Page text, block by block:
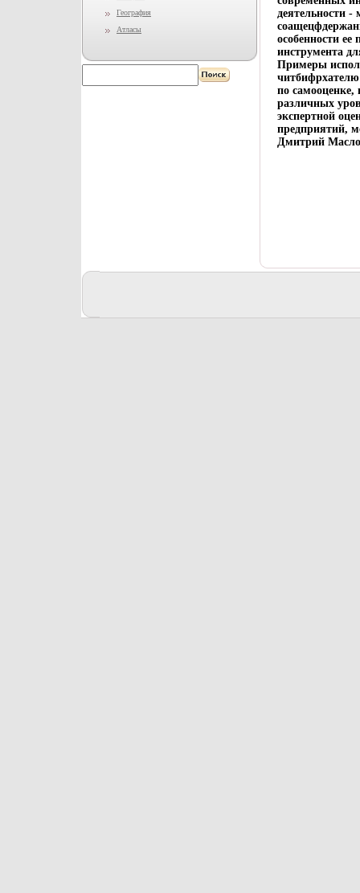
География
Атласы
деятельности
особенности
инструмента
Примеры
читбифрхателю
по самооценке,
различных
экспертной
предприятий,
Дмитрий